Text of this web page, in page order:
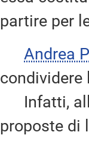
partire per
Andrea
condividere
Infatti,
proposte di